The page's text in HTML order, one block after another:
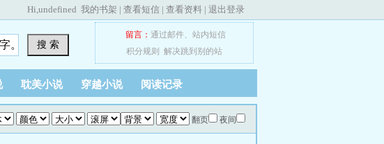
Hi,undefined 我的书架 | 查看短信 | 查看资料 | 退出登录
搜 索
留言： 通过邮件、 站内短信
积分规则
解决跳到别的站
耽美小说 穿越小说 阅读记录
翻页 夜间